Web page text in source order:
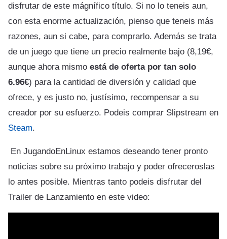
disfrutar de este mágnífico título. Si no lo teneis aun,
con esta enorme actualización, pienso que teneis más
razones, aun si cabe, para comprarlo. Además se trata
de un juego que tiene un precio realmente bajo (8,19€,
aunque ahora mismo está de oferta por tan solo
6.96€) para la cantidad de diversión y calidad que
ofrece, y es justo no, justísimo, recompensar a su
creador por su esfuerzo. Podeis comprar Slipstream en
Steam.
En JugandoEnLinux estamos deseando tener pronto
noticias sobre su próximo trabajo y poder ofreceroslas
lo antes posible. Mientras tanto podeis disfrutar del
Trailer de Lanzamiento en este video: